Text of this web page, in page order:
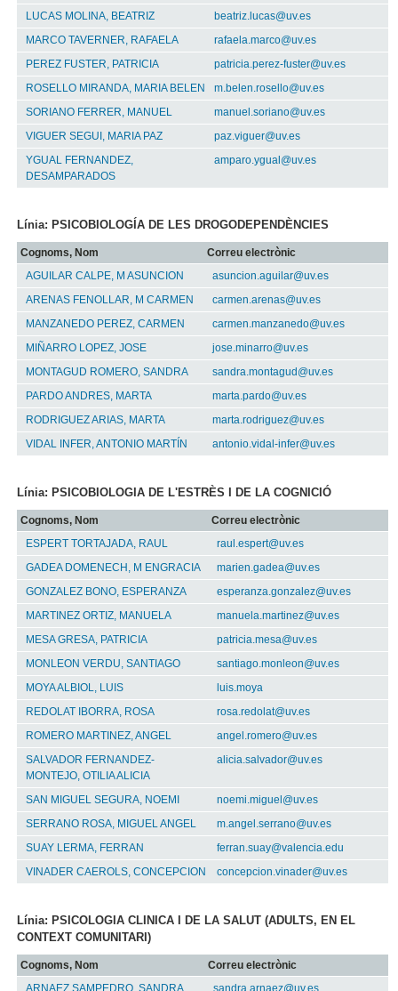
LUCAS MOLINA, BEATRIZ
beatriz.lucas@uv.es
MARCO TAVERNER, RAFAELA
rafaela.marco@uv.es
PEREZ FUSTER, PATRICIA
patricia.perez-fuster@uv.es
ROSELLO MIRANDA, MARIA BELEN
m.belen.rosello@uv.es
SORIANO FERRER, MANUEL
manuel.soriano@uv.es
VIGUER SEGUI, MARIA PAZ
paz.viguer@uv.es
YGUAL FERNANDEZ,
DESAMPARADOS
amparo.ygual@uv.es
Línia: PSICOBIOLOGÍA DE LES DROGODEPENDÈNCIES
Cognoms, Nom
Correu electrònic
AGUILAR CALPE, M ASUNCION
asuncion.aguilar@uv.es
ARENAS FENOLLAR, M CARMEN
carmen.arenas@uv.es
MANZANEDO PEREZ, CARMEN
carmen.manzanedo@uv.es
MIÑARRO LOPEZ, JOSE
jose.minarro@uv.es
MONTAGUD ROMERO, SANDRA
sandra.montagud@uv.es
PARDO ANDRES, MARTA
marta.pardo@uv.es
RODRIGUEZ ARIAS, MARTA
marta.rodriguez@uv.es
VIDAL INFER, ANTONIO MARTÍN
antonio.vidal-infer@uv.es
Línia: PSICOBIOLOGIA DE L'ESTRÈS I DE LA COGNICIÓ
Cognoms, Nom
Correu electrònic
ESPERT TORTAJADA, RAUL
raul.espert@uv.es
GADEA DOMENECH, M ENGRACIA
marien.gadea@uv.es
GONZALEZ BONO, ESPERANZA
esperanza.gonzalez@uv.es
MARTINEZ ORTIZ, MANUELA
manuela.martinez@uv.es
MESA GRESA, PATRICIA
patricia.mesa@uv.es
MONLEON VERDU, SANTIAGO
santiago.monleon@uv.es
MOYA ALBIOL, LUIS
luis.moya
REDOLAT IBORRA, ROSA
rosa.redolat@uv.es
ROMERO MARTINEZ, ANGEL
angel.romero@uv.es
SALVADOR FERNANDEZ-
MONTEJO, OTILIA ALICIA
alicia.salvador@uv.es
SAN MIGUEL SEGURA, NOEMI
noemi.miguel@uv.es
SERRANO ROSA, MIGUEL ANGEL
m.angel.serrano@uv.es
SUAY LERMA, FERRAN
ferran.suay@valencia.edu
VINADER CAEROLS, CONCEPCION
concepcion.vinader@uv.es
Línia: PSICOLOGIA CLINICA I DE LA SALUT (ADULTS, EN EL
CONTEXT COMUNITARI)
Cognoms, Nom
Correu electrònic